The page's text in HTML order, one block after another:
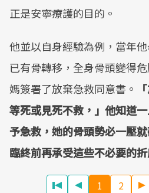
正是安寧療護的目的。
他並以自身經驗為例，當年
已有骨轉移，全身骨頭變得
媽簽署了放棄急救同意書。
等死或見死不救，」他知道
予急救，她的骨頭勢必一壓
臨終前再承受這些不必要的折
1 2